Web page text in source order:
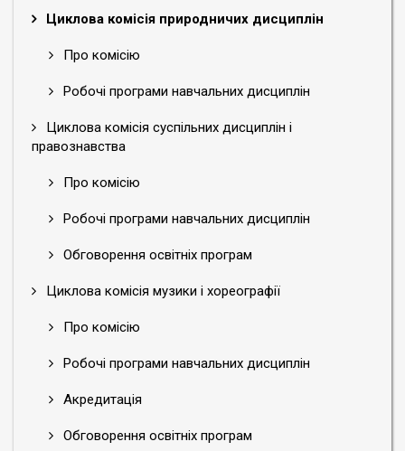
Циклова комісія природничих дисциплін
Про комісію
Робочі програми навчальних дисциплін
Циклова комісія суспільних дисциплін і
правознавства
Про комісію
Робочі програми навчальних дисциплін
Обговорення освітніх програм
Циклова комісія музики і хореографії
Про комісію
Робочі програми навчальних дисциплін
Акредитація
Обговорення освітніх програм